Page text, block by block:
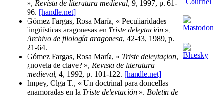
», Revista de literatura medieval, 9, 1997, p. 61-
96. [handle.net]
Gómez Fargas, Rosa María, « Peculiaridades
lingüísticas aragonesas en Triste deleytación »,
Archivo de filología aragonesa, 42-43, 1989, p.
21-64.
Gómez Fargas, Rosa María, « Triste deleytaçion,
¿novela de clave? », Revista de literatura
medieval, 4, 1992, p. 101-122. [handle.net]
Impey, Olga T., « Un doctrinal para doncellas
enamoradas en la Triste deleytación », Boletín de
Courriel